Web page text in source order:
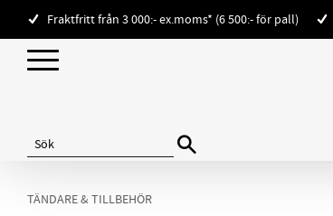
Fraktfritt från 3 000:- ex.moms* (6 500:- för pall)
TÄNDARE & TILLBEHÖR